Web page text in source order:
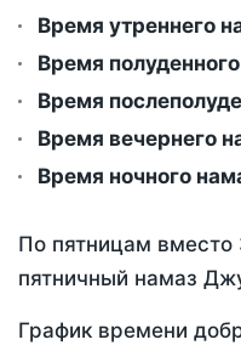
Время утреннего
Время
Время
Время вечернего
Время ночного
По пятницам вместо
пятничный намаз
График времени